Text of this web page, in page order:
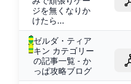
ジを無くなりか
けたら...
ゼルダ・ティア
キン カテゴリー
の記事一覧 - か
っぱ攻略ブログ